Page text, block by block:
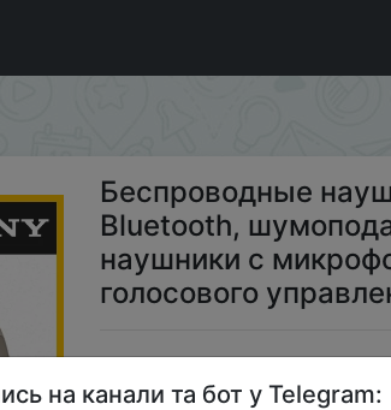
WH-1000XM4 Bluetooth,
Беспроводные
Bluetooth,
наушники с
голосового
на канали та бот у Telegram: